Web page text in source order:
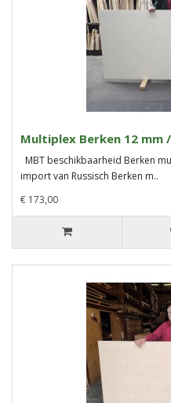
Multiplex Berken 12 mm
MBT beschikbaarheid Berken
import van Russisch Berken m..
€ 173,00